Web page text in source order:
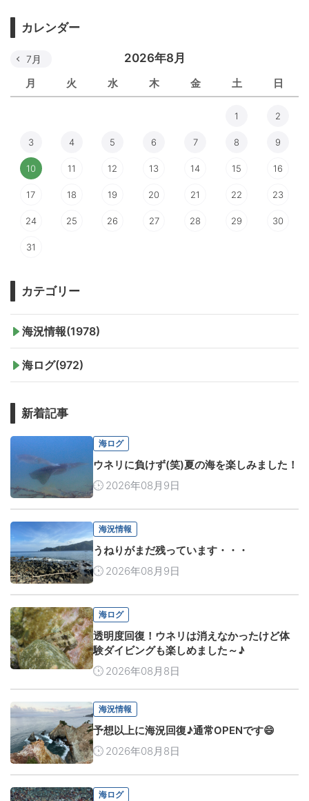
カレンダー
2026年8月
月 火 水 木 金 土 日
7月
1 2
3 4 5 6 7 8 9
10 11 12 13 14 15 16
17 18 19 20 21 22 23
24 25 26 27 28 29 30
31
カテゴリー
海況情報(1978)
海ログ(972)
新着記事
海ログ
ウネリに負けず(笑)夏の海を楽しみました！
2026年08月9日
海況情報
うねりがまだ残っています・・・
2026年08月9日
海ログ
透明度回復！ウネリは消えなかったけど体
験ダイビングも楽しめました～♪
2026年08月8日
海況情報
予想以上に海況回復♪通常OPENです😄
2026年08月8日
海ログ